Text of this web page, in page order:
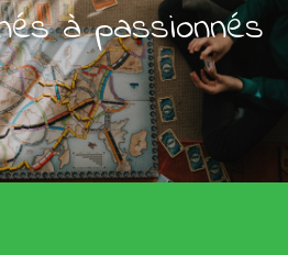
à passionnés